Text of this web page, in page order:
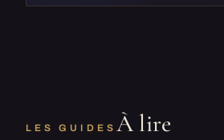
LES GUIDES À lire